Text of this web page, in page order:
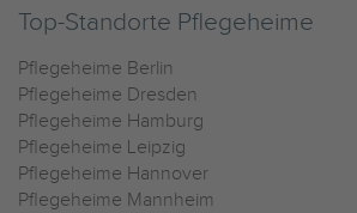
Top-Standorte Pflegeheime
Pflegeheime Berlin
Pflegeheime Dresden
Pflegeheime Hamburg
Pflegeheime Leipzig
Pflegeheime Hannover
Pflegeheime Mannheim